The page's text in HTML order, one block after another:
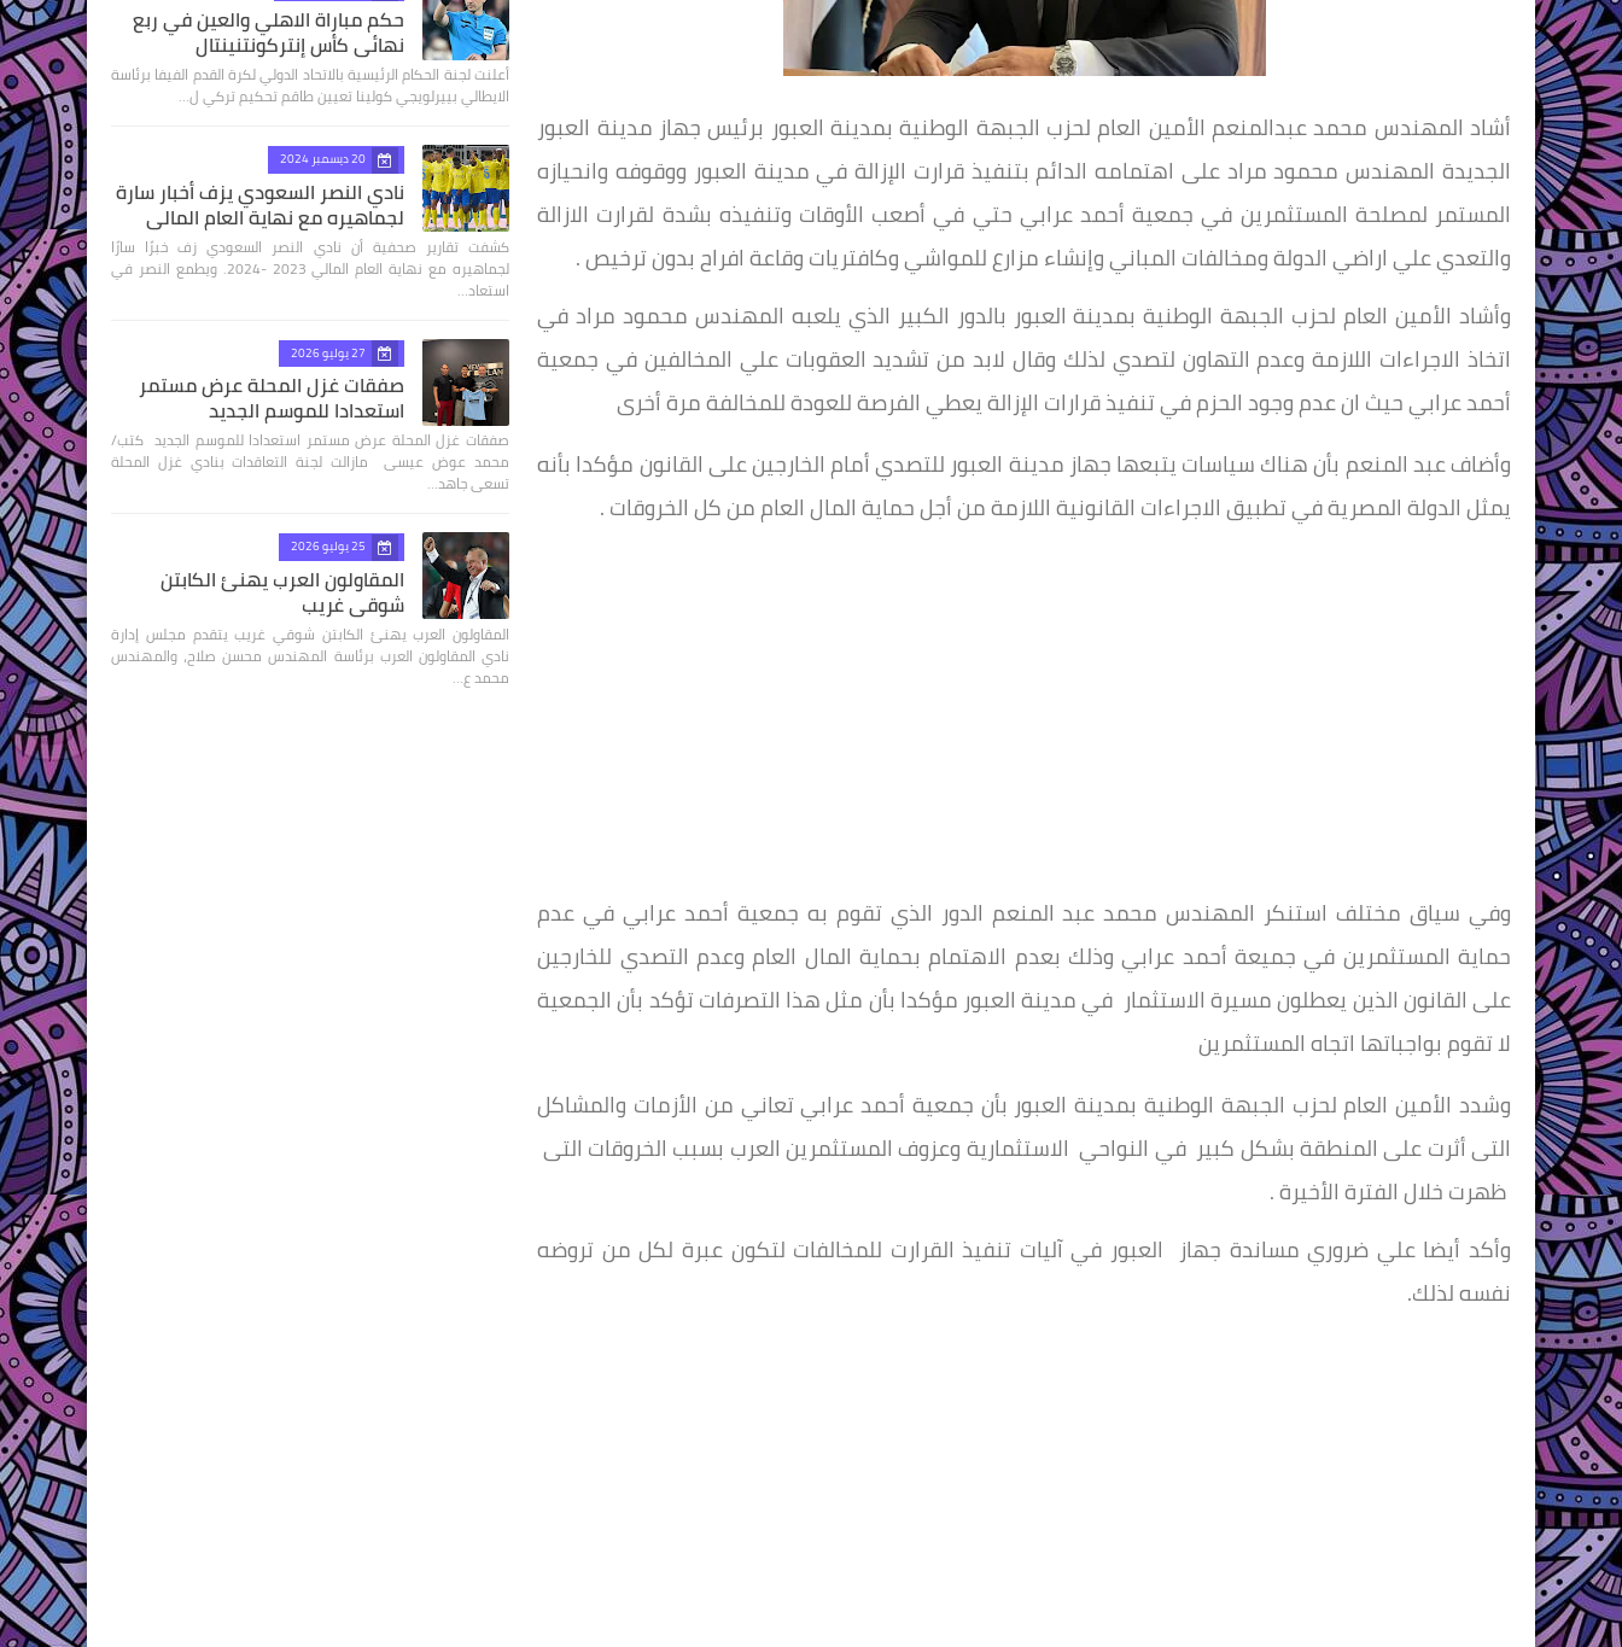
أشاد المهندس محمد عبدالمنعم الأمين العام لحزب الجبهة الوطنية بمدينة العبور برئيس جهاز مدينة العبور
الجديدة المهندس محمود مراد على اهتمامه الدائم بتنفيذ قرارت الإزالة في مدينة العبور ووقوفه وانحيازه
المستمر لمصلحة المستثمرين في جمعية أحمد عرابي حتي في أصعب الأوقات وتنفيذه بشدة لقرارت الازالة
والتعدي علي اراضي الدولة ومخالفات المباني وإنشاء مزارع للمواشي وكافتريات وقاعة افراح بدون ترخيص .
وأشاد الأمين العام لحزب الجبهة الوطنية بمدينة العبور بالدور الكبير الذي يلعبه المهندس محمود مراد في
اتخاذ الاجراءات اللازمة وعدم التهاون لتصدي لذلك وقال لابد من تشديد العقوبات علي المخالفين في جمعية
أحمد عرابي حيث ان عدم وجود الحزم في تنفيذ قرارات الإزالة يعطي الفرصة للعودة للمخالفة مرة أخرى
وأضاف عبد المنعم بأن هناك سياسات يتبعها جهاز مدينة العبور للتصدي أمام الخارجين على القانون مؤكدا بأنه
يمثل الدولة المصرية في تطبيق الاجراءات القانونية اللازمة من أجل حماية المال العام من كل الخروقات .
وفي سياق مختلف استنكر المهندس محمد عبد المنعم الدور الذي تقوم به جمعية أحمد عرابي في عدم
حماية المستثمرين في جميعة أحمد عرابي وذلك بعدم الاهتمام بحماية المال العام وعدم التصدي للخارجين
على القانون الذين يعطلون مسيرة الاستثمار في مدينة العبور مؤكدا بأن مثل هذا التصرفات تؤكد بأن الجمعية
لا تقوم بواجباتها اتجاه المستثمرين
وشدد الأمين العام لحزب الجبهة الوطنية بمدينة العبور بأن جمعية أحمد عرابي تعاني من الأزمات والمشاكل
التى أثرت على المنطقة بشكل كبير في النواحي الاستثمارية وعزوف المستثمرين العرب بسبب الخروقات التى
ظهرت خلال الفترة الأخيرة .
وأكد أيضا علي ضروري مساندة جهاز العبور في آليات تنفيذ القرارت للمخالفات لتكون عبرة لكل من تروضه
نفسه لذلك.
حكم مباراة الاهلي والعين في ربع
نهائى كأس إنتركونتنينتال
أعلنت لجنة الحكام الرئيسية بالاتحاد الدولي لكرة القدم الفيفا برئاسة
الايطالي بييرلويجي كولينا تعيين طاقم تحكيم تركي ل…
20 ديسمبر 2024
نادي النصر السعودي يزف أخبار سارة
لجماهيره مع نهاية العام المالي
كشفت تقارير صحفية أن نادي النصر السعودي زف خبرًا سارًا
لجماهيره مع نهاية العام المالي 2023 -2024. ويطمع النصر في
استعاد…
27 يوليو 2026
صفقات غزل المحلة عرض مستمر
استعدادا للموسم الجديد
صفقات غزل المحلة عرض مستمر استعدادا للموسم الجديد كتب/
محمد عوض عيسى مازالت لجنة التعاقدات بنادي غزل المحلة
تسعى جاهد…
25 يوليو 2026
المقاولون العرب يهنئ الكابتن
شوقي غريب
المقاولون العرب يهنئ الكابتن شوقي غريب يتقدم مجلس إدارة
نادي المقاولون العرب برئاسة المهندس محسن صلاح، والمهندس
محمد ع…